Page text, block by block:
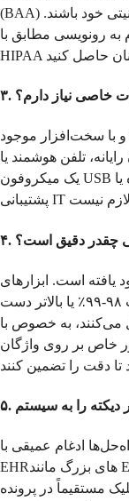
(BAA) و ارائه مستندات واضح در مورد اقدامات امنیتی خود باشند.
به رونویسی مطابق با
خاصی نیاز دارم؟
و با سخت‌افزار موجود
تلفن هوشمند یا
یک میکروفون USB خارجی ساده استفاده کنید. هیچ نصب پیچیده یا
چقدر دقیق است؟
است. ابزارهای
پیشرو در این لیست به طور مداوم به نرخ دقت ۹۸-۹۹٪ یا بالاتر دست
می‌کنند، به خصوص با
خاص بر روی واژگان
ادغام عمیقی با
EHRهای بزرگ مانند Epic و Cerner ارائه می‌دهند، که به شما امکان
مستقیماً در پرونده